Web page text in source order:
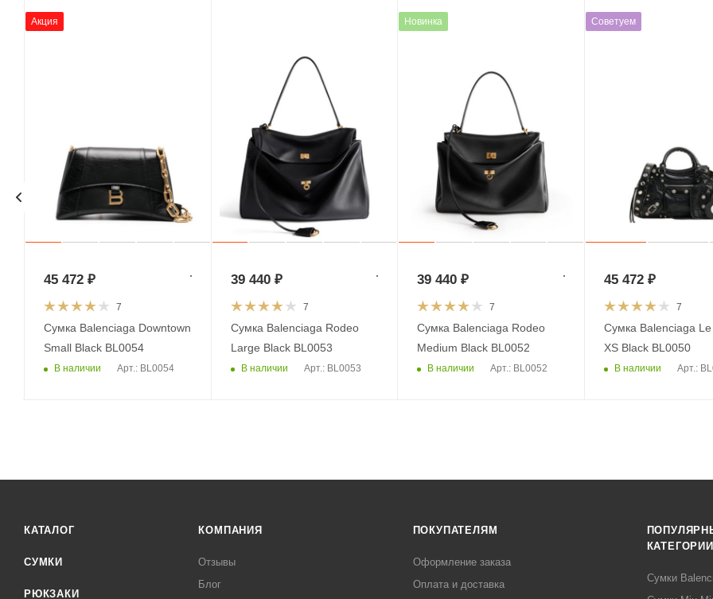
Акция
7
Сумка Balenciaga Downtown
Small Black BL0054
В наличии Арт.: BL0054
45 472₽
7
Сумка Balenciaga Rodeo
Large Black BL0053
В наличии Арт.: BL0053
39 440₽
Новинка
7
Сумка Balenciaga Rodeo
Medium Black BL0052
В наличии Арт.: BL0052
39 440 ₽
Советуем
7
Сумка Balenciaga
XS Black BL0050
В наличии Арт.:
45 472 ₽
КАТАЛОГ
СУМКИ
РЮКЗАКИ
КОМПАНИЯ
Отзывы
Блог
ПОКУПАТЕЛЯМ
Оформление заказа
Оплата и доставка
КАТЕГОРИИ
Сумки